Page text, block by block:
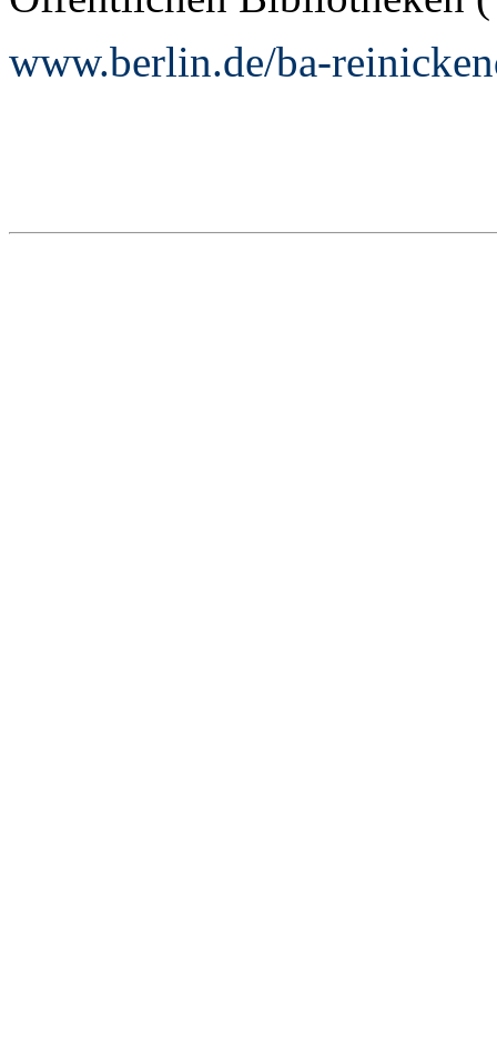
www.berlin.de/ba-